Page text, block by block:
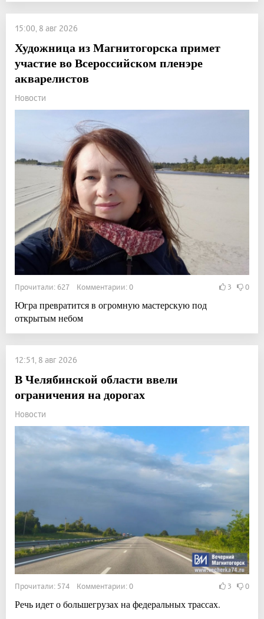
15:00, 8 авг 2026
Художница из Магнитогорска примет
участие во Всероссийском пленэре
акварелистов
Новости
Прочитали: 627 Комментарии: 0 3 0
Югра превратится в огромную мастерскую под
открытым небом
12:51, 8 авг 2026
В Челябинской области ввели
ограничения на дорогах
Новости
Прочитали: 574 Комментарии: 0 3 0
Речь идет о большегрузах на федеральных трассах.